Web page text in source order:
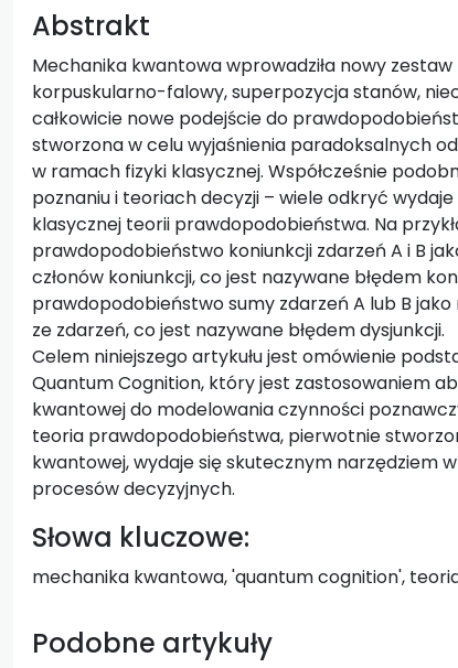
Abstrakt
Mechanika kwantowa wprowadziła nowy
korpuskularno-falowy, superpozycja stanów,
całkowicie nowe podejście do
stworzona w celu wyjaśnienia paradoksalnych
w ramach fizyki klasycznej. Współcześnie
poznaniu i teoriach decyzji – wiele odkryć
klasycznej teorii prawdopodobieństwa. Na
prawdopodobieństwo koniunkcji zdarzeń A i B
członów koniunkcji, co jest nazywane błędem
prawdopodobieństwo sumy zdarzeń A lub B
ze zdarzeń, co jest nazywane błędem dysjunkcji.
Celem niniejszego artykułu jest omówienie
Quantum Cognition, który jest zastosowaniem
kwantowej do modelowania czynności
teoria prawdopodobieństwa, pierwotnie
kwantowej, wydaje się skutecznym narzędziem
procesów decyzyjnych.
Słowa kluczowe:
mechanika kwantowa, 'quantum cognition',
Podobne artykuły